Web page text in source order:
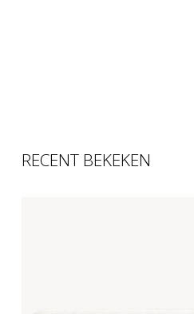
RECENT BEKEKEN